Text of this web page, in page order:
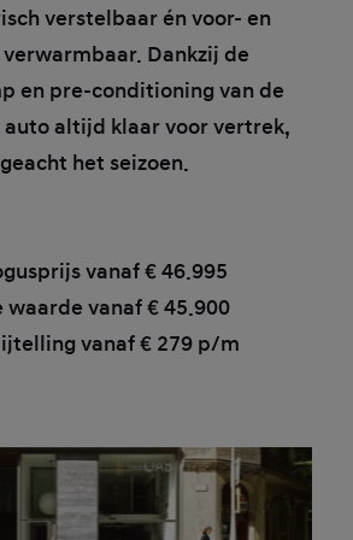
verstelbaar én voor- en
Dankzij de
en pre-conditioning van de
altijd klaar voor vertrek,
het seizoen.
vanaf€ 46.995
waarde vanaf€ 45.900
vanaf€ 279 p/m